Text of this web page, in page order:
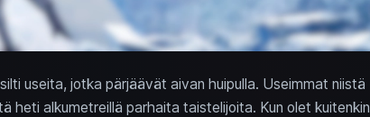
useita, jotka pärjäävät aivan huipulla. Useimmat niistä
heti alkumetreillä parhaita taistelijoita. Kun olet kuitenkin